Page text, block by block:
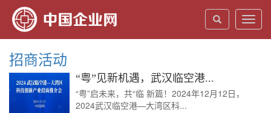
招商活动
“粤”见新机遇，武汉临空港...
“粤”启未来，共“临 新篇！2024年12月12日，
2024武汉临空港—大湾区科...